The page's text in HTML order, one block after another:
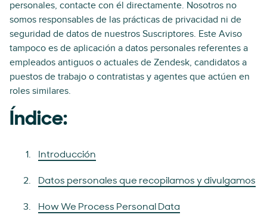
personales, contacte con él directamente. Nosotros no
somos responsables de las prácticas de privacidad ni de
seguridad de datos de nuestros Suscriptores. Este Aviso
tampoco es de aplicación a datos personales referentes a
empleados antiguos o actuales de Zendesk, candidatos a
puestos de trabajo o contratistas y agentes que actúen en
roles similares.
Índice:
Introducción
Datos personales que recopilamos y divulgamos
How We Process Personal Data